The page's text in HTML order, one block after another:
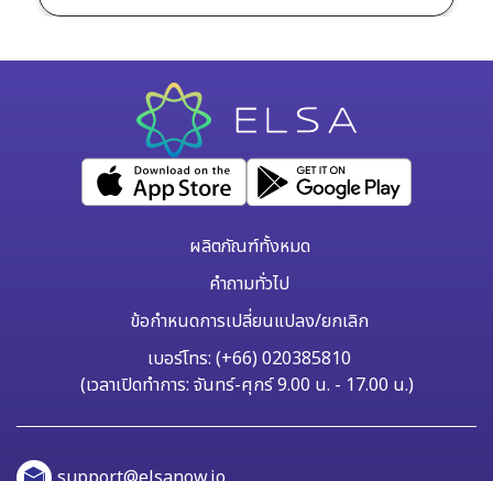
ผลิตภัณฑ์ทั้งหมด
คำถามทั่วไป
ข้อกำหนดการเปลี่ยนแปลง/ยกเลิก
เบอร์โทร: (+66) 020385810
(เวลาเปิดทำการ: จันทร์-ศุกร์ 9.00 น. - 17.00 น.)